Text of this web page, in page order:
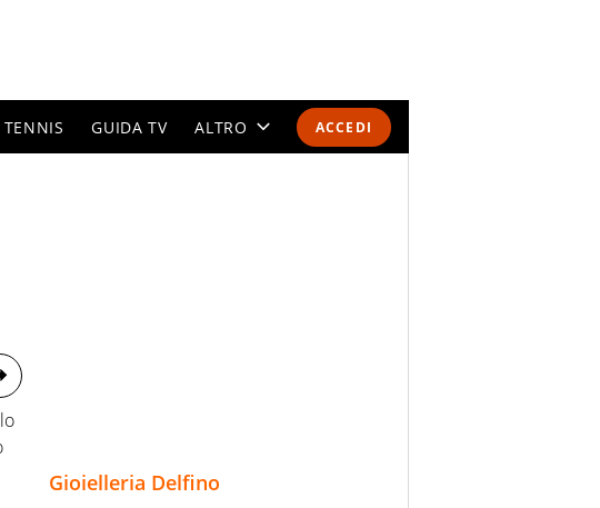
ACCEDI
TENNIS GUIDA TV ALTRO
Gioielleria Delfino